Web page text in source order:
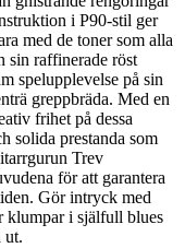
i P90-stil ger
med de toner som alla
sin raffinerade röst
spelupplevelse på sin
greppbräda. Med en
frihet på dessa
solida prestanda som
Trev
för att garantera
Gör intryck med
klumpar i själfull blues
ut.